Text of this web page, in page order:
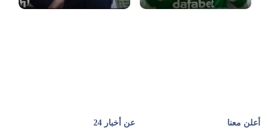
أعلن معنا عن أخبار 24